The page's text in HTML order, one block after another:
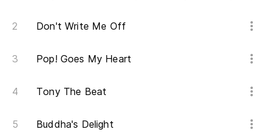
Don't Write Me Off
Pop! Goes My Heart
Tony The Beat
Buddha's Delight